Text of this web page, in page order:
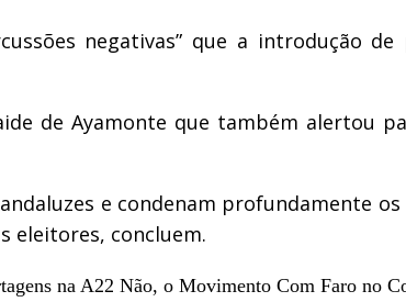
negativas” que a introdução
de Ayamonte que também alertou
e condenam profundamente
eleitores, concluem.
na A22 Não, o Movimento Com Faro no